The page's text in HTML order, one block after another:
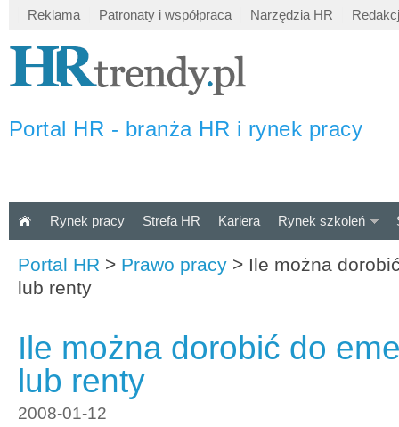
Reklama Patronaty i współpraca Narzędzia HR
Portal HR - branża HR i rynek pracy
Rynek pracy Strefa HR Kariera Rynek szkoleń
Portal HR > Prawo pracy > Ile można
lub renty
Ile można dorobić do
lub renty
2008-01-12